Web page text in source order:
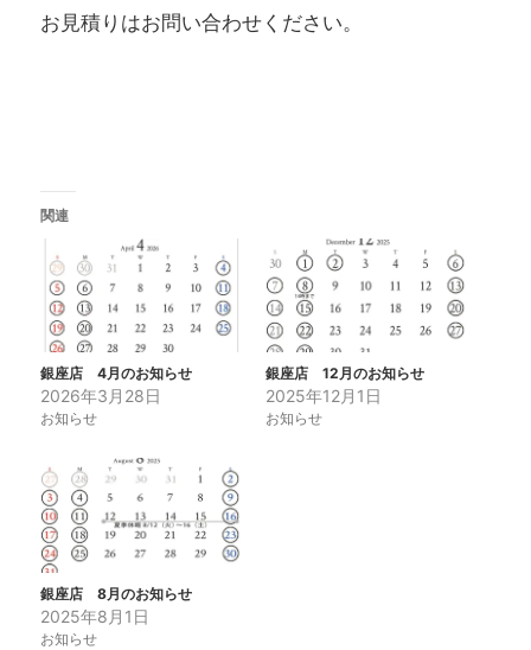
お見積りはお問い合わせください。
関連
銀座店 4月のお知らせ
2026年3月28日
お知らせ
銀座店 12月のお知らせ
2025年12月1日
お知らせ
銀座店 8月のお知らせ
2025年8月1日
お知らせ